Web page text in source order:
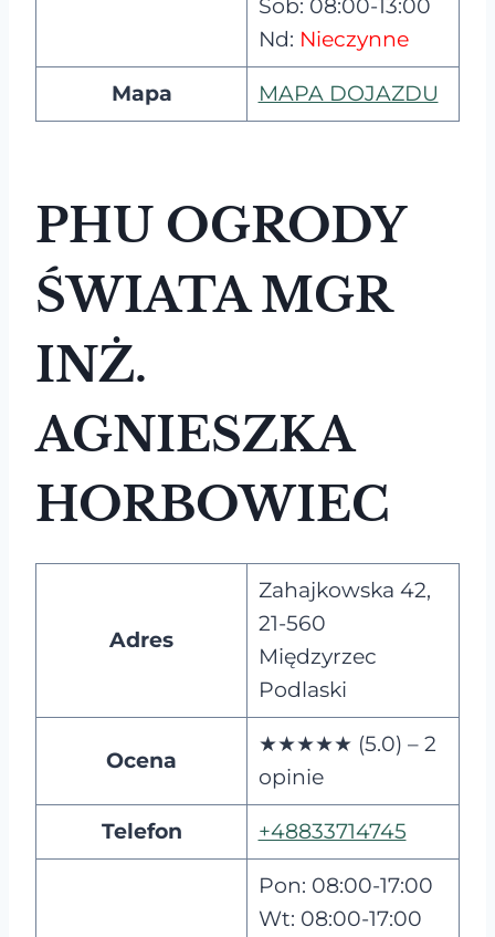
Sob: 08:00-13:00
Nd: Nieczynne
Mapa MAPA DOJAZDU
PHU OGRODY
ŚWIATA MGR
INŻ.
AGNIESZKA
HORBOWIEC
Adres
Zahajkowska 42,
21-560
Międzyrzec
Podlaski
Ocena
★★★★★ (5.0) – 2
opinie
Telefon +48833714745
Pon: 08:00-17:00
Wt: 08:00-17:00